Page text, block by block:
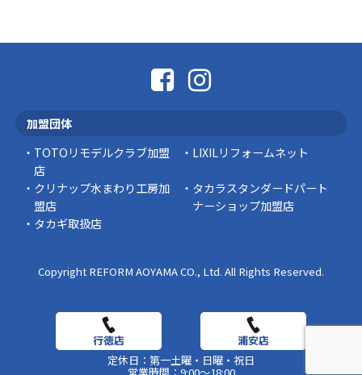
スタッフの日常
加盟団体
TOTOリモデルクラブ加盟
店
LIXILリフォームネット
クリナップ水まわり工房加
盟店
タカラスタンダードパート
ナーショップ加盟店
タカギ取扱店
Copyright REFORM AOYAMA CO., Ltd. All Rights Reserved.
定休日：第一土曜・日曜・祝日
営業時間：9:00～18:00